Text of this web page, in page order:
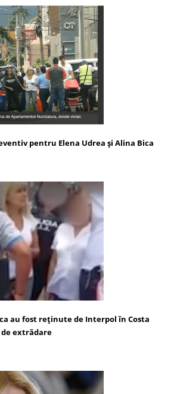
pentru Elena Udrea şi Alina Bica
au fost reţinute de Interpol în Costa
de extrădare